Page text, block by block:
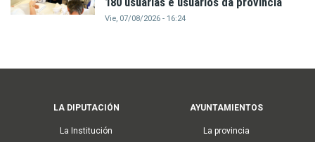
Vie, 07/08/2026 - 16:24
navigation
LA DIPUTACIÓN
La Institución
AYUNTAMIENTOS
La provincia